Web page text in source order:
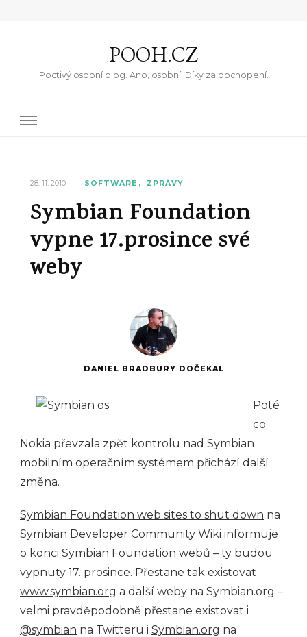
POOH.CZ
Poctivý osobní blog. Ano, osobní. Díky za pochopení.
28. 11. 2010 SOFTWARE ZPRÁVY
Symbian Foundation
vypne 17.prosince své
weby
DANIEL BRADBURY DOČEKAL
Poté
co
Nokia převzala zpět kontrolu nad Symbian
mobilním operačním systémem přichází další
změna.
Symbian Foundation web sites to shut down na
Symbian Developer Community Wiki informuje
o konci Symbian Foundation webů – ty budou
vypnuty 17. prosince. Přestane tak existovat
www.symbian.org a další weby na Symbian.org –
velmi pravděpodobně přestane existovat i
@symbian na Twitteru i Symbian.org na